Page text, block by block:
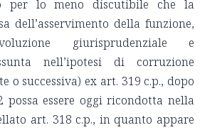
per lo meno discutibile che la
dell’asservimento della funzione,
giurisprudenziale e
nell’ipotesi di corruzione
o successiva) ex art. 319 c.p., dopo
essere oggi ricondotta nella
art. 318 c.p., in quanto appare